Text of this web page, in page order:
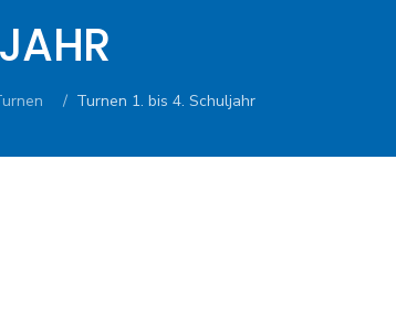
Turnen 1. bis 4. Schuljahr